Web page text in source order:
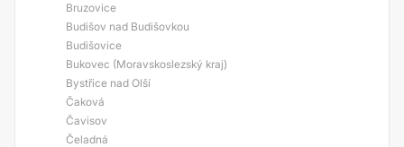
Bruzovice
Budišov nad Budišovkou
Budišovice
Bukovec (Moravskoslezský kraj)
Bystřice nad Olší
Čaková
Čavisov
Čeladná